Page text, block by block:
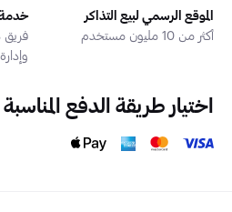
الموقع الرسمي لبيع التذاكر
أكثر من 10 مليون مستخدم
خدمة
اختيار طريقة الدفع